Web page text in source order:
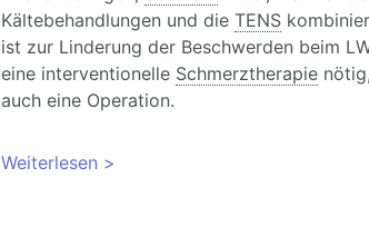
Kältebehandlungen und die TENS
ist zur Linderung der Beschwerden beim
eine interventionelle Schmerztherapienötig,
auch eine Operation.
Weiterlesen über LWS-Syndrom: Schmerzen